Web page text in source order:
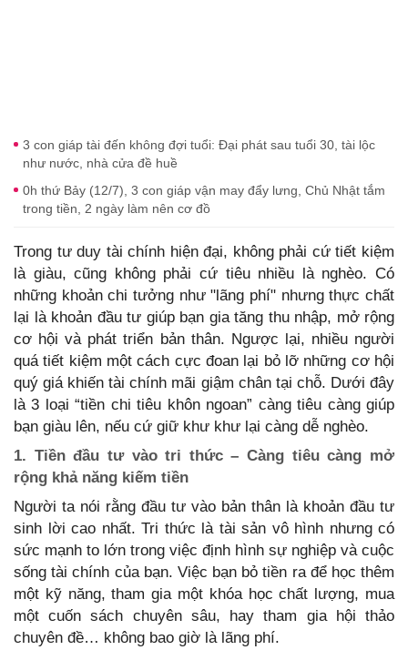
3 con giáp tài đến không đợi tuổi: Đại phát sau tuổi 30, tài lộc
như nước, nhà cửa đề huề
0h thứ Bảy (12/7), 3 con giáp vận may đẩy lưng, Chủ Nhật tắm
trong tiền, 2 ngày làm nên cơ đồ
Trong tư duy tài chính hiện đại, không phải cứ tiết kiệm
là giàu, cũng không phải cứ tiêu nhiều là nghèo. Có
những khoản chi tưởng như "lãng phí" nhưng thực chất
lại là khoản đầu tư giúp bạn gia tăng thu nhập, mở rộng
cơ hội và phát triển bản thân. Ngược lại, nhiều người
quá tiết kiệm một cách cực đoan lại bỏ lỡ những cơ hội
quý giá khiến tài chính mãi giậm chân tại chỗ. Dưới đây
là 3 loại “tiền chi tiêu khôn ngoan” càng tiêu càng giúp
bạn giàu lên, nếu cứ giữ khư khư lại càng dễ nghèo.
1. Tiền đầu tư vào tri thức – Càng tiêu càng mở
rộng khả năng kiếm tiền
Người ta nói rằng đầu tư vào bản thân là khoản đầu tư
sinh lời cao nhất. Tri thức là tài sản vô hình nhưng có
sức mạnh to lớn trong việc định hình sự nghiệp và cuộc
sống tài chính của bạn. Việc bạn bỏ tiền ra để học thêm
một kỹ năng, tham gia một khóa học chất lượng, mua
một cuốn sách chuyên sâu, hay tham gia hội thảo
chuyên đề… không bao giờ là lãng phí.